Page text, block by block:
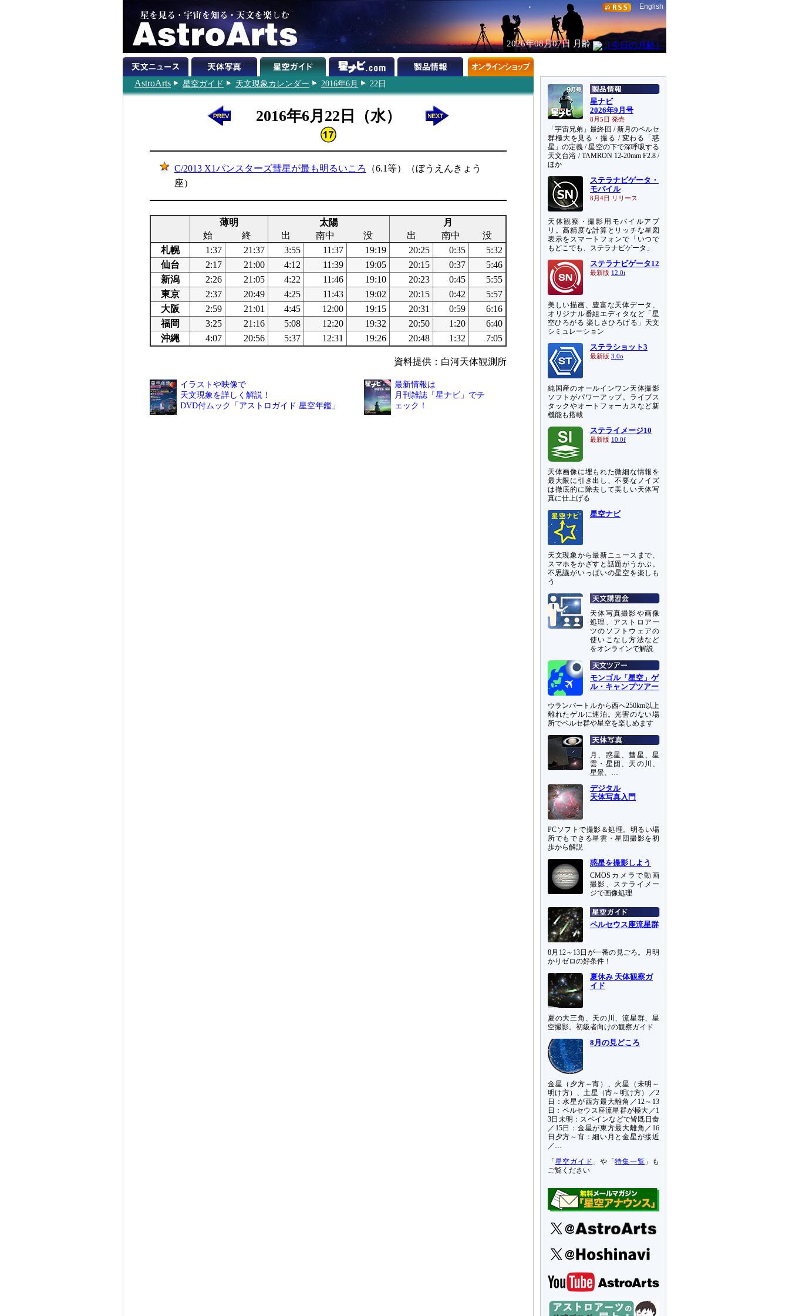
English
2026年08月07日 月齢
AstroArts 星空ガイド 天文現象カレンダー 2016年6月 22日
2016年6月22日（水）
C/2013 X1パンスターズ彗星が最も明るいころ
（6.1等）（ぼうえんきょう
座）
薄明 太陽
月
始
終 出 南中 没 出 南中
没
札幌
1:37 21:37 3:55 11:37 19:19 20:25 0:35
5:32
仙台
2:17 21:00 4:12 11:39 19:05 20:15 0:37
5:46
新潟
2:26 21:05 4:22 11:46 19:10 20:23 0:45
5:55
東京
2:37 20:49 4:25 11:43 19:02 20:15 0:42
5:57
大阪
2:59 21:01 4:45 12:00 19:15 20:31 0:59
6:16
福岡
3:25 21:16 5:08 12:20 19:32 20:50 1:20
6:40
沖縄
4:07 20:56 5:37 12:31 19:26 20:48 1:32 7:05
資料提供：白河天体観測所
イラストや映像で
天文現象を詳しく解説！
DVD付ムック「アストロガイド 星空年鑑」
最新情報は
月刊雑誌「星ナビ」でチ
ェック！
星ナビ
2026年9月号
8月5日 発売
「宇宙兄弟」最終回 / 新月のペルセ
群極大を見る・撮る / 変わる「惑
星」の定義 / 星空の下で深呼吸する
天文台浴 / TAMRON 12-20mm F2.8 /
ほか
ステラナビゲータ・
モバイル
8月4日 リリース
天体観察・撮影用モバイルアプ
リ。高精度な計算とリッチな星図
表示をスマートフォンで「いつで
もどこでも、ステラナビゲータ」
ステラナビゲータ12
最新版 12.0i
美しい描画、豊富な天体データ、
オリジナル番組エディタなど「星
空ひろがる 楽しさひろげる」天文
シミュレーション
ステラショット3
最新版 3.0o
純国産のオールインワン天体撮影
ソフトがパワーアップ。ライブス
タックやオートフォーカスなど新
機能も搭載
ステライメージ10
最新版 10.0f
天体画像に埋もれた微細な情報を
最大限に引き出し、不要なノイズ
は徹底的に除去して美しい天体写
真に仕上げる
星空ナビ
天文現象から最新ニュースまで、
スマホをかざすと話題がうかぶ。
不思議がいっぱいの星空を楽しも
う
天体写真撮影や画像
処理、アストロアー
ツのソフトウェアの
使いこなし方法など
をオンラインで解説
モンゴル「星空」ゲ
ル・キャンプツアー
ウランバートルから西へ250km以上
離れたゲルに連泊。光害のない場
所でペルセ群や星空を楽しめます
月、惑星、彗星、星
雲・星団、天の川、
星景、…
デジタル
天体写真入門
PCソフトで撮影＆処理。明るい場
所でもできる星雲・星団撮影を初
歩から解説
惑星を撮影しよう
CMOSカメラで動画
撮影、ステライメー
ジで画像処理
ペルセウス座流星群
8月12～13日が一番の見ごろ。月明
かりゼロの好条件！
夏休み 天体観察ガ
イド
夏の大三角、天の川、流星群、星
空撮影。初級者向けの観察ガイド
8月の見どころ
金星（夕方～宵）、火星（未明～
明け方）、土星（宵～明け方）／2
日：水星が西方最大離角／12～13
日：ペルセウス座流星群が極大／1
3日未明：スペインなどで皆既日食
／15日：金星が東方最大離角／16
日夕方～宵：細い月と金星が接近
／…
「 星空ガイド 」や「特集一覧 」も
ご覧ください